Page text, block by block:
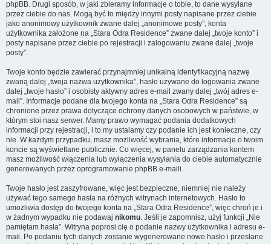
phpBB. Drugi sposób, w jaki zbieramy informacje o tobie, to dane wysyłane
przez ciebie do nas. Mogą być to między innymi posty napisane przez ciebie
jako anonimowy użytkownik zwane dalej „anonimowe posty”, konta
użytkownika założone na „Stara Odra Residence” zwane dalej „twoje konto” i
posty napisane przez ciebie po rejestracji i zalogowaniu zwane dalej „twoje
posty”.
Twoje konto będzie zawierać przynajmniej unikalną identyfikacyjną nazwę
zwaną dalej „twoja nazwa użytkownika”, hasło używane do logowania zwane
dalej „twoje hasło” i osobisty aktywny adres e-mail zwany dalej „twój adres e-
mail”. Informacje podane dla twojego konta na „Stara Odra Residence” są
chronione przez prawa dotyczące ochrony danych osobowych w państwie, w
którym stoi nasz serwer. Mamy prawo wymagać podania dodatkowych
informacji przy rejestracji, i to my ustalamy czy podanie ich jest konieczne, czy
nie. W każdym przypadku, masz możliwość wybrania, które informacje o twoim
koncie są wyświetlane publicznie. Co więcej, w panelu zarządzania kontem
masz możliwość włączenia lub wyłączenia wysyłania do ciebie automatycznie
generowanych przez oprogramowanie phpBB e-maili.
Twoje hasło jest zaszyfrowane, więc jest bezpieczne, niemniej nie należy
używać tego samego hasła na różnych witrynach internetowych. Hasło to
umożliwia dostęp do twojego konta na „Stara Odra Residence”, więc chroń je i
w żadnym wypadku nie podawaj nikomu. Jeśli je zapomnisz, użyj funkcji „Nie
pamiętam hasła”. Witryna poprosi cię o podanie nazwy użytkownika i adresu e-
mail. Po podaniu tych danych zostanie wygenerowane nowe hasło i przesłane